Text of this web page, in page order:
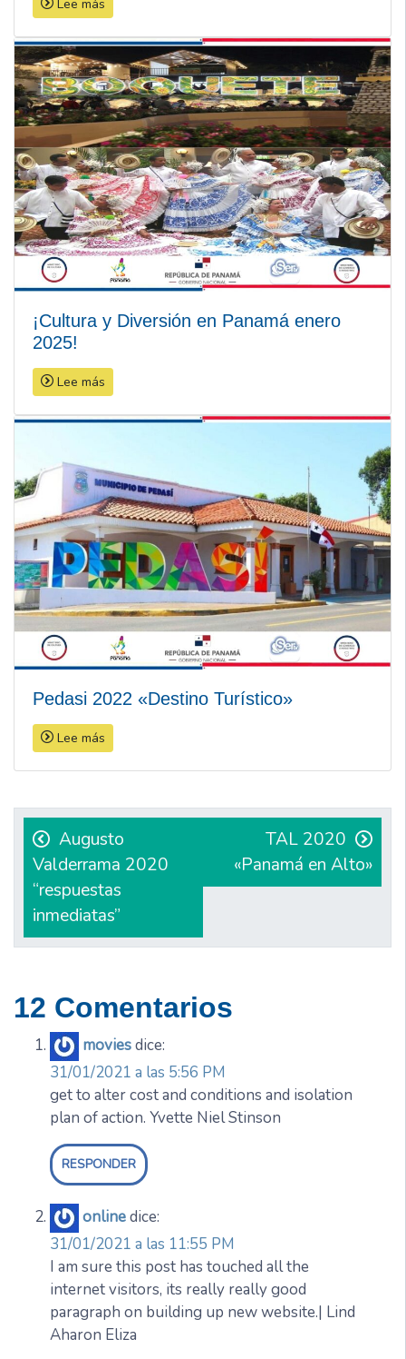
Lee más
¡Cultura y Diversión en Panamá enero
2025!
Lee más
Pedasi 2022 «Destino Turístico»
Lee más
Navegación
de
entradas
Augusto
Valderrama 2020
“respuestas
inmediatas”
TAL 2020
«Panamá en Alto»
12 Comentarios
moviesdice:
31/01/2021 a las 5:56 PM
get to alter cost and conditions and isolation
plan of action. Yvette Niel Stinson
RESPONDER
onlinedice:
31/01/2021 a las 11:55 PM
I am sure this post has touched all the
internet visitors, its really really good
paragraph on building up new website.| Lind
Aharon Eliza